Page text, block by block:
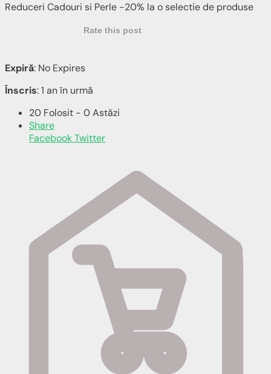
Reduceri Cadouri si Perle -20% la o selectie de produse
Rate this post
Expiră: No Expires
Înscris: 1 an în urmă
20 Folosit - 0 Astăzi
Share
FacebookTwitter